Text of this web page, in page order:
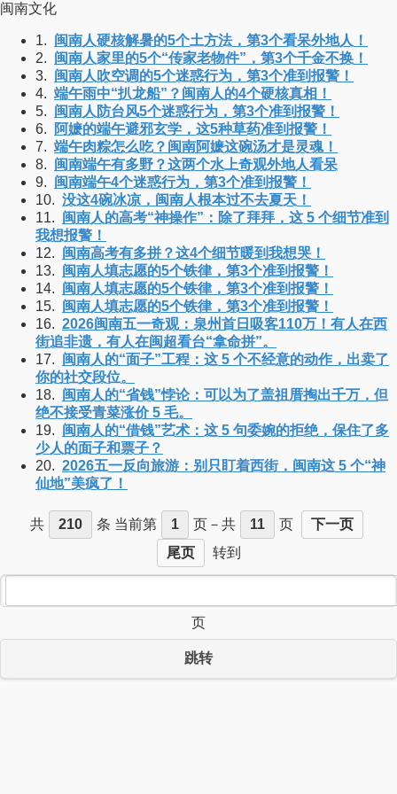
闽南文化
1. 闽南人硬核解暑的5个土方法，第3个看呆外地人！
2. 闽南人家里的5个“传家老物件”，第3个千金不换！
3. 闽南人吹空调的5个迷惑行为，第3个准到报警！
4. 端午雨中“扒龙船”？闽南人的4个硬核真相！
5. 闽南人防台风5个迷惑行为，第3个准到报警！
6.
阿嬷的端午避邪玄学，这5种草药准到报警！
7. 端午肉粽怎么吃？闽南阿嬷这碗汤才是灵魂！
8. 闽南端午有多野？这两个水上奇观外地人看呆
9. 闽南端午4个迷惑行为，第3个准到报警！
10. 没这4碗冰凉，闽南人根本过不去夏天！
11. 闽南人的高考“神操作”：除了拜拜，这 5 个细节准到
我想报警！
12. 闽南高考有多拼？这4个细节暖到我想哭！
13. 闽南人填志愿的5个铁律，第3个准到报警！
14. 闽南人填志愿的5个铁律，第3个准到报警！
15. 闽南人填志愿的5个铁律，第3个准到报警！
16. 2026闽南五一奇观：泉州首日吸客110万！有人在西
街追非遗，有人在闽超看台“拿命拼”。
17. 闽南人的“面子”工程：这 5 个不经意的动作，出卖了
你的社交段位。
18. 闽南人的“省钱”悖论：可以为了盖祖厝掏出千万，但
绝不接受青菜涨价 5 毛。
19. 闽南人的“借钱”艺术：这 5 句委婉的拒绝，保住了多
少人的面子和票子？
20. 2026五一反向旅游：别只盯着西街，闽南这 5 个“神
仙地”美疯了！
共 210 条 当前第 1 页－共 11 页
下一页
尾页
转到
页
跳转